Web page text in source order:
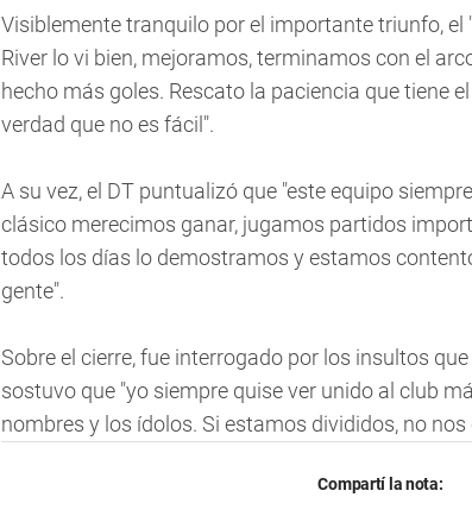
Visiblemente tranquilo por el importante triunfo, el
River lo vi bien, mejoramos, terminamos con el
hecho más goles. Rescato la paciencia que tiene
verdad que no es fácil".
A su vez, el DT puntualizó que "este equipo
clásico merecimos ganar, jugamos partidos
todos los días lo demostramos y estamos
gente".
Sobre el cierre, fue interrogado por los insultos
sostuvo que "yo siempre quise ver unido al club
nombres y los ídolos. Si estamos divididos, no nos
Compartí la nota: